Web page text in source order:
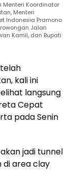
Menteri Koordinator
Menteri
Indonesia Pramono
Jalan
Kamil, dan Bupati
kali ini
langsung
Cepat
pada Senin
jadi tunnel
di area clay